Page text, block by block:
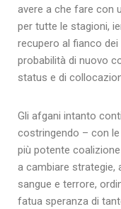
avere a che fare con
per tutte le stagioni,
recupero al fianco
probabilità di nuovo
status e di
Gli afgani intanto
costringendo – con
più potente
a cambiare strategie,
sangue e terrore,
fatua speranza di